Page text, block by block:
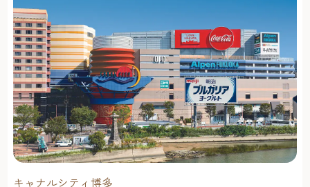
営む「博多バリバリ」は、多くの野球好きが集まるスポッ
トとして知られている。 「博多バリバリ」でぜひ味わって
欲しいメニューのひとつ「鶏白湯ラーメン」（850円）は、
『豚骨ラーメンが苦手な人でもラーメンが楽しめるよう
に』と、松清さんの想いから生まれた一品。コクとまろや
かさのバランスがよい、はしご酒の〆にもぴったりの一杯
だ。肉厚であっさりとした鶏チャーシューと、海苔にカイ
ワレの具材の食べ合わせも絶妙だ。 冬季限定「炊き餃子」
（600円）はプルプル食感の餃子がお酒のつまみとしてはも
ちろん、小腹をちょうどよく満たしてくれる。 写真映え
する大人気「トマトチューハイ」（600円）は色合いも可愛
キャナルシティ博多